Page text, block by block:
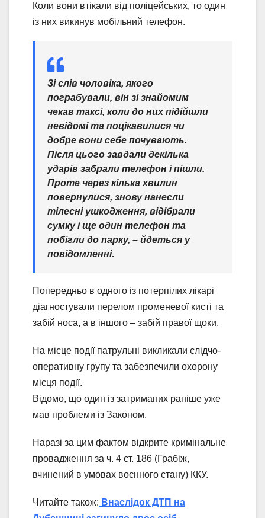
Коли вони втікали від поліцейських, то один
із них викинув мобільний телефон.
Зі слів чоловіка, якого
пограбували, він зі знайомим
чекав таксі, коли до них підійшли
невідомі та поцікавилися чи
добре вони себе почувають.
Після цього завдали декілька
ударів забрали телефон і пішли.
Проте через кілька хвилин
повернулися, знову нанесли
тілесні ушкодження, відібрали
сумку і ще один телефон та
побігли до парку, – йдеться у
повідомленні.
Попередньо в одного із потерпілих лікарі
діагностували перелом променевої кисті та
забій носа, а в іншого – забій правої щоки.
На місце події патрульні викликали слідчо-
оперативну групу та забезпечили охорону
місця події.
Відомо, що один із затриманих раніше уже
мав проблеми із Законом.
Наразі за цим фактом відкрите кримінальне
провадження за ч. 4 ст. 186 (Грабіж,
вчинений в умовах воєнного стану) ККУ.
Читайте також: Внаслідок ДТП на